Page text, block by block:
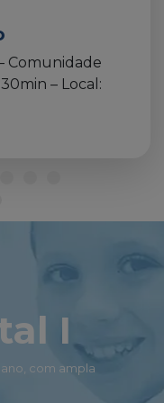
Comunidade
– Local:
I
ano, com ampla